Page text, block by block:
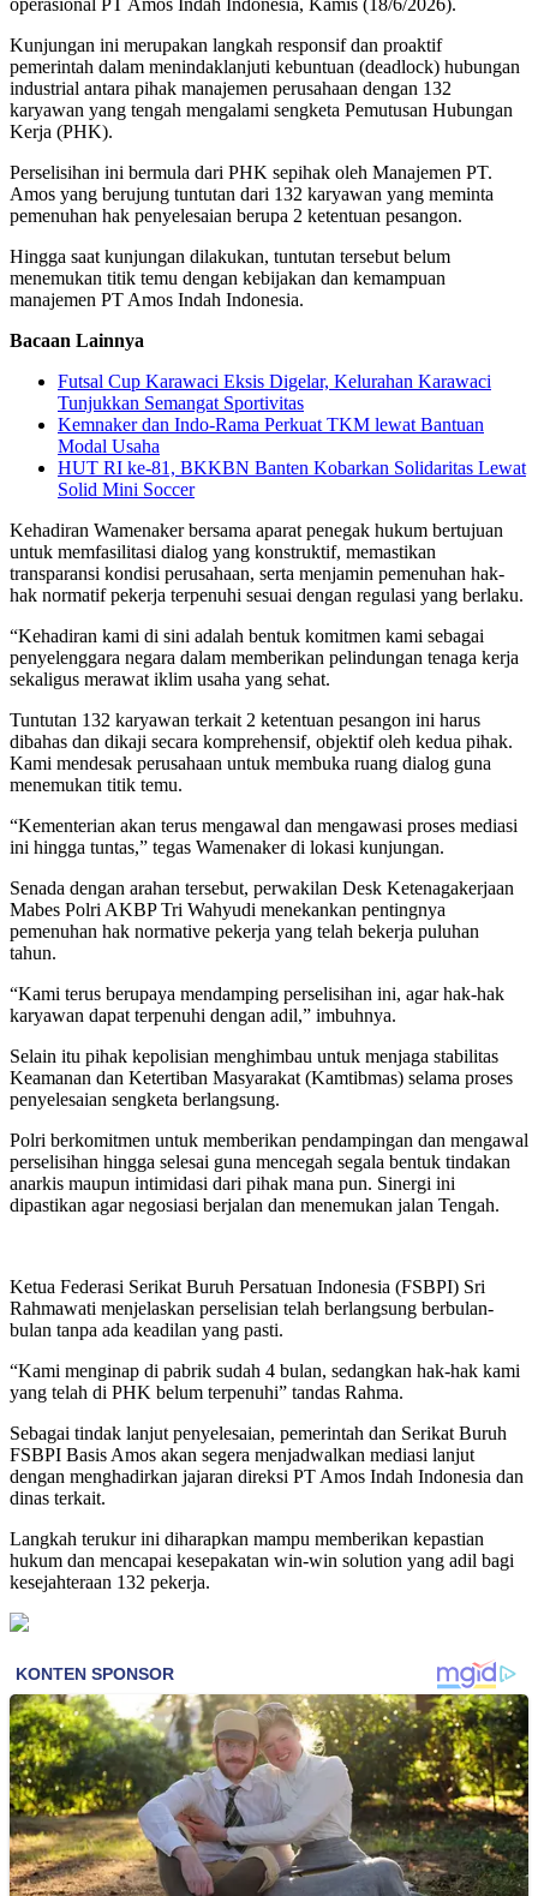
Kunjungan ini merupakan langkah responsif dan proaktif
pemerintah dalam menindaklanjuti kebuntuan (deadlock) hubungan
industrial antara pihak manajemen perusahaan dengan 132
karyawan yang tengah mengalami sengketa Pemutusan Hubungan
Kerja (PHK).
Perselisihan ini bermula dari PHK sepihak oleh Manajemen PT.
Amos yang berujung tuntutan dari 132 karyawan yang meminta
pemenuhan hak penyelesaian berupa 2 ketentuan pesangon.
Hingga saat kunjungan dilakukan, tuntutan tersebut belum
menemukan titik temu dengan kebijakan dan kemampuan
manajemen PT Amos Indah Indonesia.
Bacaan Lainnya
Futsal Cup Karawaci Eksis Digelar, Kelurahan Karawaci
Tunjukkan Semangat Sportivitas
Kemnaker dan Indo-Rama Perkuat TKM lewat Bantuan
Modal Usaha
HUT RI ke-81, BKKBN Banten Kobarkan Solidaritas Lewat
Solid Mini Soccer
Kehadiran Wamenaker bersama aparat penegak hukum bertujuan
untuk memfasilitasi dialog yang konstruktif, memastikan
transparansi kondisi perusahaan, serta menjamin pemenuhan hak-
hak normatif pekerja terpenuhi sesuai dengan regulasi yang berlaku.
“Kehadiran kami di sini adalah bentuk komitmen kami sebagai
penyelenggara negara dalam memberikan pelindungan tenaga kerja
sekaligus merawat iklim usaha yang sehat.
Tuntutan 132 karyawan terkait 2 ketentuan pesangon ini harus
dibahas dan dikaji secara komprehensif, objektif oleh kedua pihak.
Kami mendesak perusahaan untuk membuka ruang dialog guna
menemukan titik temu.
“Kementerian akan terus mengawal dan mengawasi proses mediasi
ini hingga tuntas,” tegas Wamenaker di lokasi kunjungan.
Senada dengan arahan tersebut, perwakilan Desk Ketenagakerjaan
Mabes Polri AKBP Tri Wahyudi menekankan pentingnya
pemenuhan hak normative pekerja yang telah bekerja puluhan
tahun.
“Kami terus berupaya mendamping perselisihan ini, agar hak-hak
karyawan dapat terpenuhi dengan adil,” imbuhnya.
Selain itu pihak kepolisian menghimbau untuk menjaga stabilitas
Keamanan dan Ketertiban Masyarakat (Kamtibmas) selama proses
penyelesaian sengketa berlangsung.
Polri berkomitmen untuk memberikan pendampingan dan mengawal
perselisihan hingga selesai guna mencegah segala bentuk tindakan
anarkis maupun intimidasi dari pihak mana pun. Sinergi ini
dipastikan agar negosiasi berjalan dan menemukan jalan Tengah.
Ketua Federasi Serikat Buruh Persatuan Indonesia (FSBPI) Sri
Rahmawati menjelaskan perselisian telah berlangsung berbulan-
bulan tanpa ada keadilan yang pasti.
“Kami menginap di pabrik sudah 4 bulan, sedangkan hak-hak kami
yang telah di PHK belum terpenuhi” tandas Rahma.
Sebagai tindak lanjut penyelesaian, pemerintah dan Serikat Buruh
FSBPI Basis Amos akan segera menjadwalkan mediasi lanjut
dengan menghadirkan jajaran direksi PT Amos Indah Indonesia dan
dinas terkait.
Langkah terukur ini diharapkan mampu memberikan kepastian
hukum dan mencapai kesepakatan win-win solution yang adil bagi
kesejahteraan 132 pekerja.